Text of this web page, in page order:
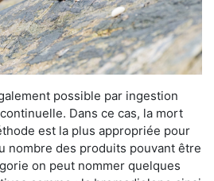
possible par ingestion
Dans ce cas, la mort
est la plus appropriée pour
nombre des produits pouvant être
on peut nommer quelques